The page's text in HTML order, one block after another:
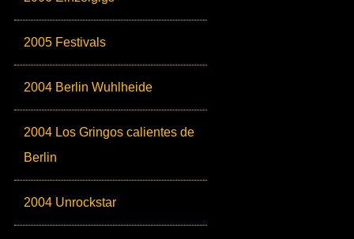
2005 Festivals
2004 Berlin Wuhlheide
2004 Los Gringos calientes de
Berlin
2004 Unrockstar